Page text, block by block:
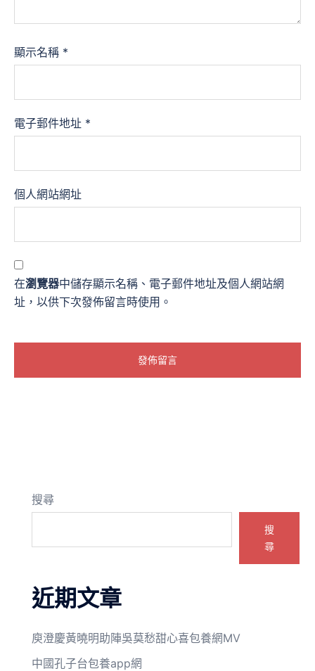
顯示名稱 *
電子郵件地址 *
個人網站網址
在瀏覽器中儲存顯示名稱、電子郵件地址及個人網站網
址，以供下次發佈留言時使用。
搜尋
搜
尋
近期文章
庾澄慶黃曉明助陣吳莫愁甜心喜包養網MV
中國孔子台包養app網